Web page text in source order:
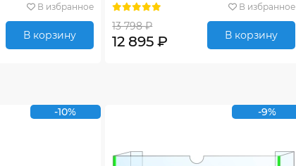
В избранное
В корзину
В избранное
13 798 ₽
12 895 ₽ В корзину
-10% -9%